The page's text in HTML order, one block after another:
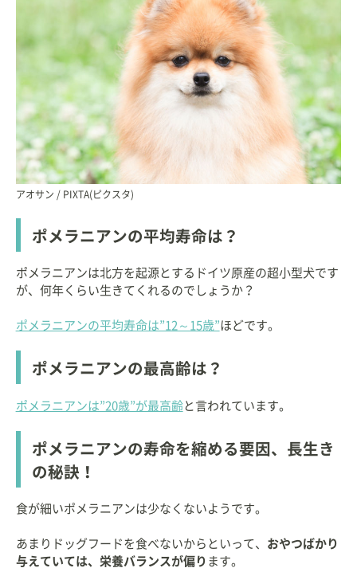
アオサン / PIXTA(ピクスタ)
ポメラニアンの平均寿命は？
ポメラニアンは北方を起源とするドイツ原産の超小型犬です
が、何年くらい生きてくれるのでしょうか？
ポメラニアンの平均寿命は”12～15歳”ほどです。
ポメラニアンの最高齢は？
ポメラニアンは”20歳”が最高齢と言われています。
ポメラニアンの寿命を縮める要因、長生き
の秘訣！
食が細いポメラニアンは少なくないようです。
あまりドッグフードを食べないからといって、 おやつばかり
与えていては、栄養バランスが偏り ます。